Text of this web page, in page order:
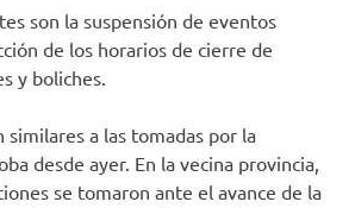
son la suspensión de eventos
de los horarios de cierre de
y boliches.
similares a las tomadas por la
desde ayer. En la vecina provincia,
se tomaron ante el avance de la